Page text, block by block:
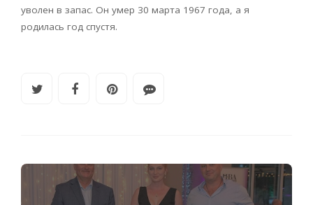
уволен в запас. Он умер 30 марта 1967 года, а я
родилась год спустя.